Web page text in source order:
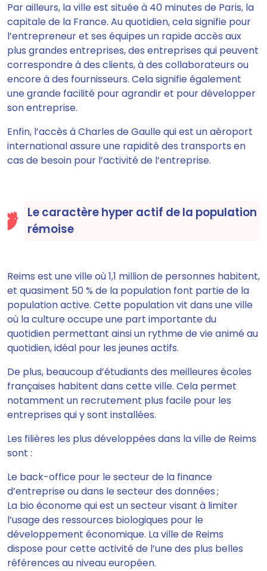
Par ailleurs, la ville est située à 40 minutes de Paris, la
capitale de la France. Au quotidien, cela signifie pour
l’entrepreneur et ses équipes un rapide accès aux
plus grandes entreprises, des entreprises qui peuvent
correspondre à des clients, à des collaborateurs ou
encore à des fournisseurs. Cela signifie également
une grande facilité pour agrandir et pour développer
son entreprise.
Enfin, l’accès à Charles de Gaulle qui est un aéroport
international assure une rapidité des transports en
cas de besoin pour l’activité de l’entreprise.
Le caractère hyper actif de la population
rémoise
Reims est une ville où 1,1 million de personnes habitent,
et quasiment 50 % de la population font partie de la
population active. Cette population vit dans une ville
où la culture occupe une part importante du
quotidien permettant ainsi un rythme de vie animé au
quotidien, idéal pour les jeunes actifs.
De plus, beaucoup d’étudiants des meilleures écoles
françaises habitent dans cette ville. Cela permet
notamment un recrutement plus facile pour les
entreprises qui y sont installées.
Les filières les plus développées dans la ville de Reims
sont :
Le back-office pour le secteur de la finance
d’entreprise ou dans le secteur des données ;
La bio économe qui est un secteur visant à limiter
l’usage des ressources biologiques pour le
développement économique. La ville de Reims
dispose pour cette activité de l’une des plus belles
références au niveau européen.